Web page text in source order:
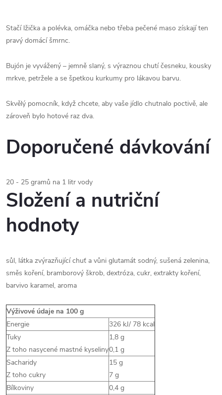
Stačí lžička a polévka, omáčka nebo třeba pečené maso získají ten
pravý domácí šmrnc.
Bujón je vyvážený – jemně slaný, s výraznou chutí česneku, kousky
mrkve, petržele a se špetkou kurkumy pro lákavou barvu.
Skvělý pomocník, když chcete, aby vaše jídlo chutnalo poctivě, ale
zároveň bylo hotové raz dva.
Doporučené dávkování
20 - 25 gramů na 1 litr vody
Složení a nutriční
hodnoty
sůl, látka zvýrazňující chuť a vůni glutamát sodný, sušená zelenina,
směs koření, bramborový škrob, dextróza, cukr, extrakty koření,
barvivo karamel, aroma
Výživové údaje na 100 g
Energie
326 kJ/ 78 kcal
Tuky
Z toho nasycené mastné kyseliny
1,8 g
0,1 g
Sacharidy
Z toho cukry
15 g
7 g
Bílkoviny
0,4 g